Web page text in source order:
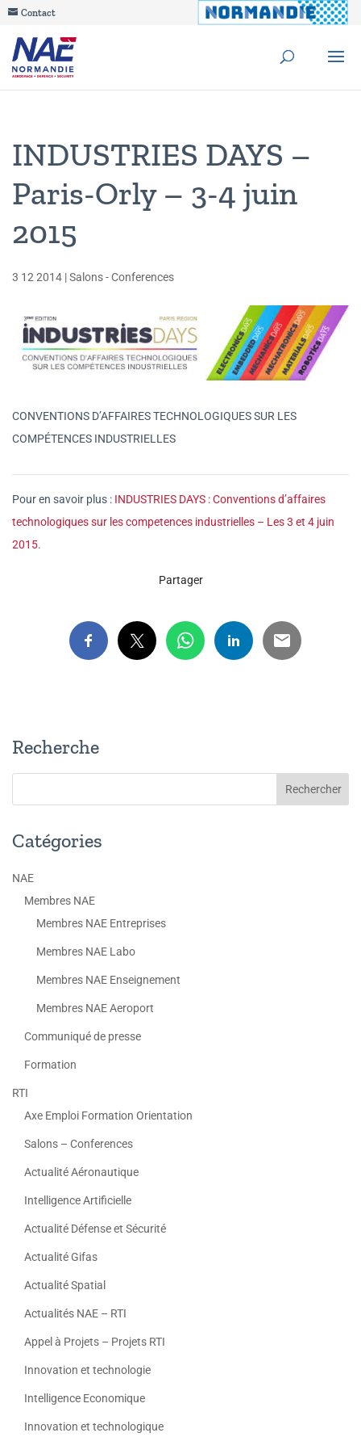
Contact
INDUSTRIES DAYS –
Paris-Orly – 3-4 juin
2015
3 12 2014 |Salons - Conferences
CONVENTIONS D’AFFAIRES TECHNOLOGIQUES SUR LES
COMPÉTENCES INDUSTRIELLES
Pour en savoir plus : INDUSTRIES DAYS : Conventions d’affaires
technologiques sur les competences industrielles – Les 3 et 4 juin
2015.
Partager
Recherche
Catégories
NAE
Membres NAE
Membres NAE Entreprises
Membres NAE Labo
Membres NAE Enseignement
Membres NAE Aeroport
Communiqué de presse
Formation
RTI
Axe Emploi Formation Orientation
Salons – Conferences
Actualité Aéronautique
Intelligence Artificielle
Actualité Défense et Sécurité
Actualité Gifas
Actualité Spatial
Actualités NAE – RTI
Appel à Projets – Projets RTI
Innovation et technologie
Intelligence Economique
Innovation et technologique